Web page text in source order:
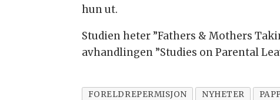
hun ut.
Studien heter ”Fathers & Mothers
avhandlingen ”Studies on Parental
FORELDREPERMISJON NYHETER